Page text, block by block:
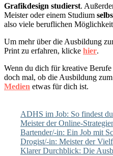
Grafikdesign studierst.
Meister oder einem Studium
also viele beruflichen
Um mehr über die Ausbildung
Print zu erfahren, klicke hier.
Wenn du dich für kreative Berufe
doch mal, ob die Ausbildung zum
Medien etwas für dich ist.
ADHS im Job: So findest
Meister der Online-
Bartender/-in: Ein Job mit
Drogist/-in: Meister der
Klarer Durchblick: Die